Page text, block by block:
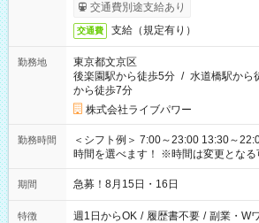
交通費別途支給あり
交通費 支給（規定有り）
勤務地
東京都文京区
後楽園駅から徒歩5分 / 水道橋駅から
から徒歩7分
株式会社ライブパワー
勤務時間
＜シフト例＞ 7:00～23:00 13:30～22:00 上記の時間から好
時間を選べます！ ※時間は変更となる
期間 急募！8月15日・16日
特徴 週1日からOK / 履歴書不要 / 副業・W